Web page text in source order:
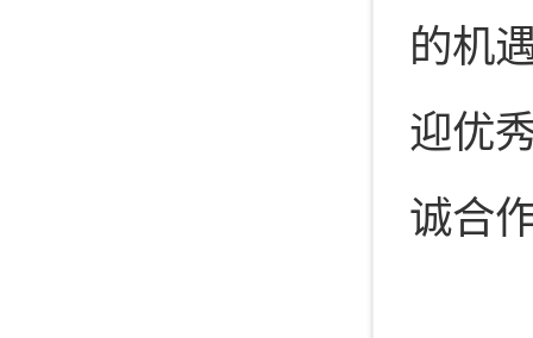
的机
迎优
诚合